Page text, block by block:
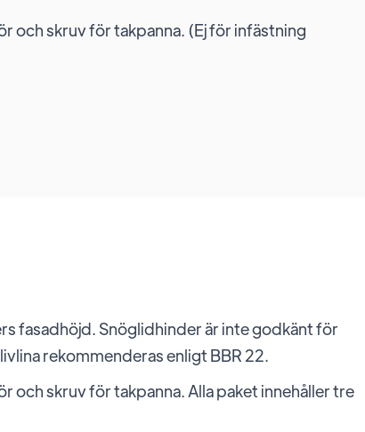
och skruv för takpanna. (Ej för infästning
fasadhöjd. Snöglidhinder är inte godkänt för
rekommenderas enligt BBR 22.
och skruv för takpanna. Alla paket innehåller tre